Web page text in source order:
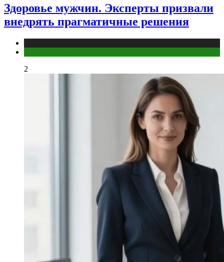
Здоровье мужчин. Эксперты призвали
внедрять прагматичные решения
2